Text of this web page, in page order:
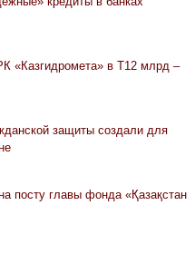
«Казгидромета» в Т12 млрд –
защиты создали для
посту главы фонда «Қазақстан